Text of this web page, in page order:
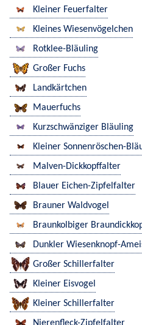
Kleiner Feuerfalter
Kleines Wiesenvögelchen
Rotklee-Bläuling
Großer Fuchs
Landkärtchen
Mauerfuchs
Kurzschwänziger Bläuling
Kleiner Sonnenröschen-
Malven-Dickkopffalter
Blauer Eichen-Zipfelfalter
Brauner Waldvogel
Braunkolbiger
Dunkler Wiesenknopf-
Großer Schillerfalter
Kleiner Eisvogel
Kleiner Schillerfalter